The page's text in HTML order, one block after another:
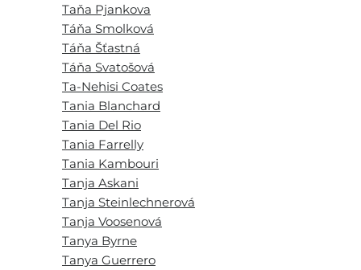
Taňa Pjankova
Táňa Smolková
Táňa Šťastná
Táňa Svatošová
Ta-Nehisi Coates
Tania Blanchard
Tania Del Rio
Tania Farrelly
Tania Kambouri
Tanja Askani
Tanja Steinlechnerová
Tanja Voosenová
Tanya Byrne
Tanya Guerrero